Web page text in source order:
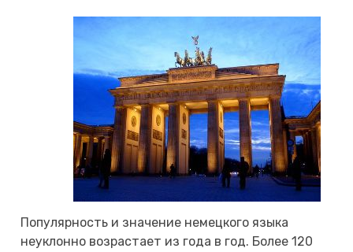
Популярность и значение немецкого языка
неуклонно возрастает из года в год. Более 120